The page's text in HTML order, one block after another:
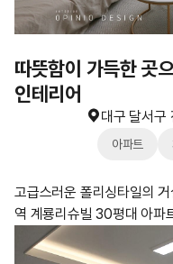
따뜻함이 가득한 곳
인테리어
대구 달서구
아파트
고급스러운 폴리싱타일의
역 계룡리슈빌 30평대 아파